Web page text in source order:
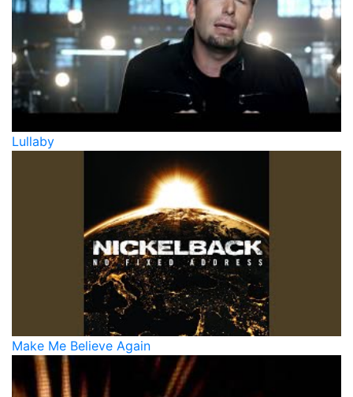
Lullaby
Make Me Believe Again